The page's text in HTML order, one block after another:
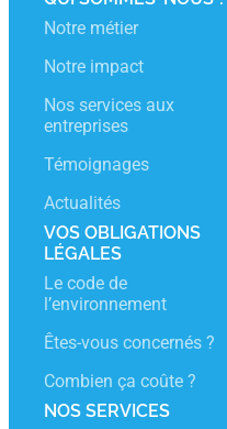
Notre métier
Notre impact
Nos services aux
entreprises
Témoignages
Actualités
VOS OBLIGATIONS
LÉGALES
Le code de
l’environnement
Êtes-vous concernés ?
Combien ça coûte ?
NOS SERVICES